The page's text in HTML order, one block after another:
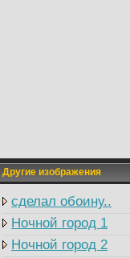
изображения
сделал обоину..
Ночной город 1
Ночной город 2